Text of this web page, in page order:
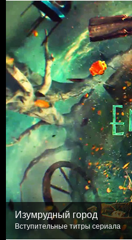
Изумрудный город
Вступительные титры сериала